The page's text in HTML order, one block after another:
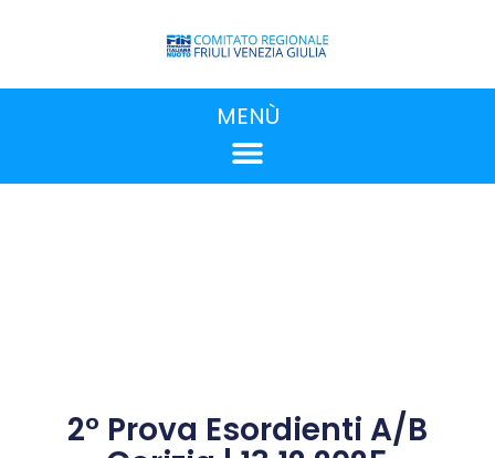
MENÙ
2° Prova Esordienti A/B